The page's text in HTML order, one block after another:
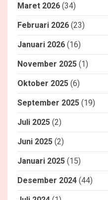
Maret 2026 (34)
Februari 2026 (23)
Januari 2026 (16)
November 2025 (1)
Oktober 2025 (6)
September 2025 (19)
Juli 2025 (2)
Juni 2025 (2)
Januari 2025 (15)
Desember 2024 (44)